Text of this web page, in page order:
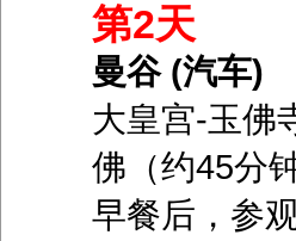
第2天
曼谷 (汽车)
大皇宫-玉佛
佛（约45分
早餐后，参